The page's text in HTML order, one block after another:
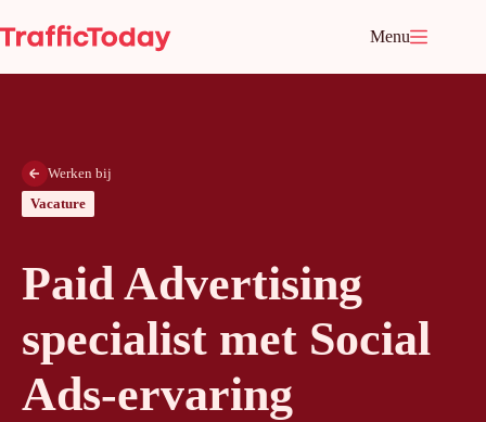
naar
de
Menu
Werken bij
Vacature
Paid Advertising
specialist met Social
Ads-ervaring